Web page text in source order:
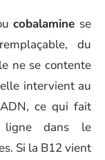
cobalamine se
du
ne se contente
intervient au
ce qui fait
ligne dans le
Si la B12 vient